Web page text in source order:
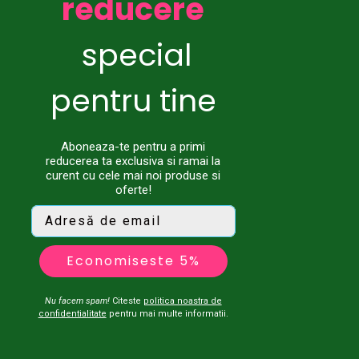
reducere
special
pentru tine
Aboneaza-te pentru a primi
reducerea ta exclusiva si ramai la
curent cu cele mai noi produse si
oferte!
Economiseste 5%
Nu facem spam!Citeste politica noastra de
confidentialitate pentru mai multe informatii.